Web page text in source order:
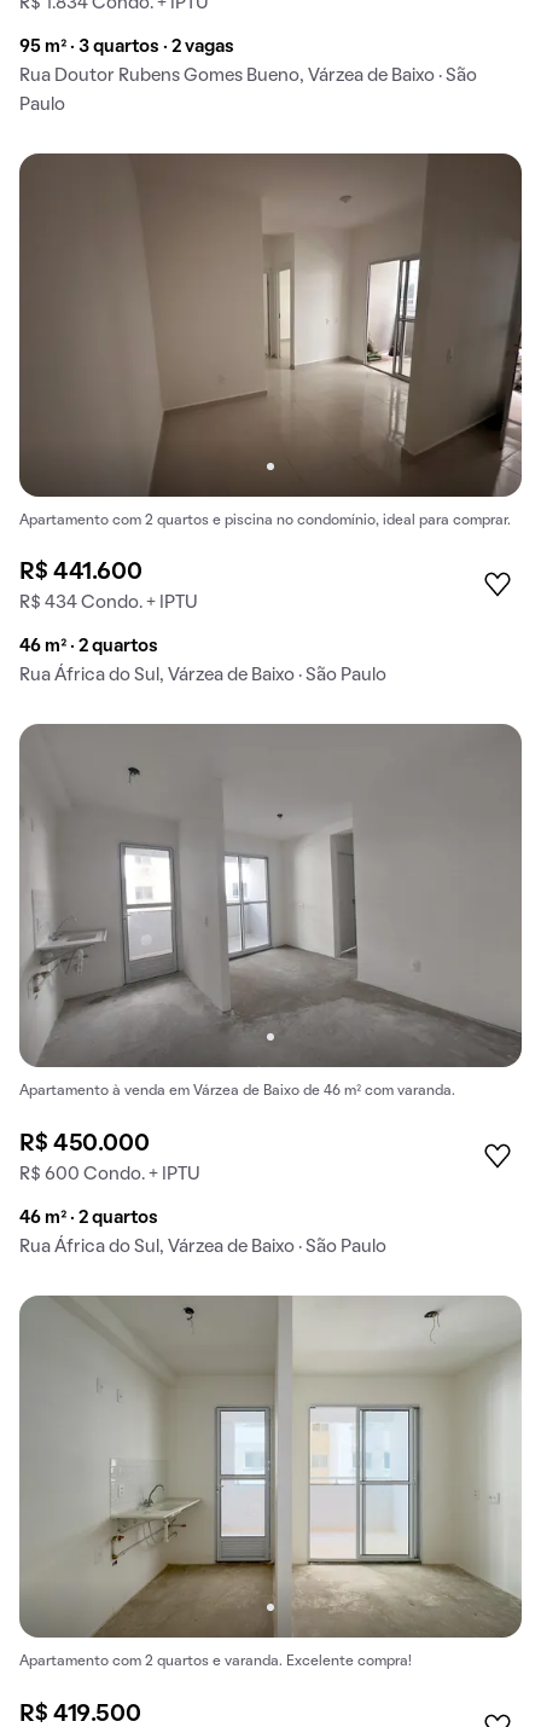
R$ 1.834 Condo. + IPTU
95 m² · 3 quartos · 2 vagas
Rua Doutor Rubens Gomes Bueno, Várzea de Baixo · São
Paulo
Apartamento com 2 quartos e piscina no condomínio, ideal para comprar.
R$ 441.600
R$ 434 Condo. + IPTU
46 m² · 2 quartos
Rua África do Sul, Várzea de Baixo · São Paulo
Apartamento à venda em Várzea de Baixo de 46 m² com varanda.
R$ 450.000
R$ 600 Condo. + IPTU
46 m² · 2 quartos
Rua África do Sul, Várzea de Baixo · São Paulo
Apartamento com 2 quartos e varanda. Excelente compra!
R$ 419.500